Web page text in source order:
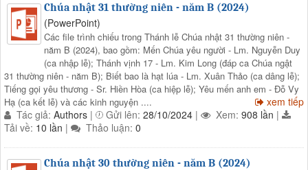
Chúa nhật 31 thường niên - năm B (2024)
(PowerPoint)
Các file trình chiếu trong Thánh lễ Chúa nhật 31 thường niên -
năm B (2024), bao gồm: Mến Chúa yêu người - Lm. Nguyễn Duy
(ca nhập lễ); Thánh vịnh 17 - Lm. Kim Long (đáp ca Chúa ngật
31 thường niên - năm B); Biết bao là hạt lúa - Lm. Xuân Thảo (ca dâng lễ);
Tiếng gọi yêu thương - Sr. Hiền Hòa (ca hiệp lễ); Yêu mến anh em - Đỗ Vy
Hạ (ca kết lễ) và các kinh nguyện ....
xem tiếp
Tác giả: Authors | Gửi lên: 28/10/2024 | Xem: 908 lần |
Tải về: 10 lần | Thảo luận: 0
Chúa nhật 30 thường niên - năm B (2024)